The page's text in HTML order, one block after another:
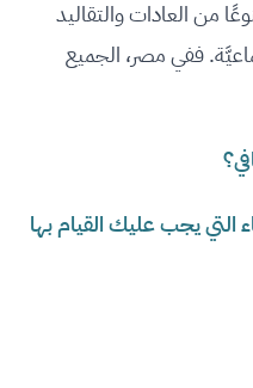
من العادات والتقاليد
ففي مصر، الجميع
التي يجب عليك القيام بها